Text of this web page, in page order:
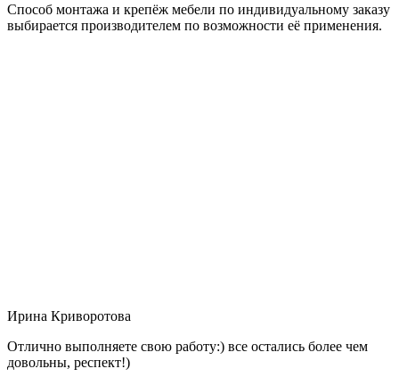
Способ монтажа и крепёж мебели по индивидуальному заказу
выбирается производителем по возможности её применения.
Ирина Криворотова
Отлично выполняете свою работу:) все остались более чем
довольны, респект!)